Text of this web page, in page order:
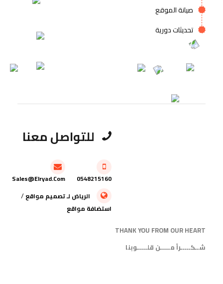
صيانة الموقع
تحديثات دورية
للتواصل معنا
0548215160
Sales@elryad.com
الرياض لـتصميم مواقع/
استضافة مواقع
THANK YOU FROM OUR HEART
شــكـــــراً مـــــن قلـــــوبنا